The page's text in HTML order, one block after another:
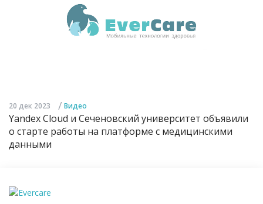
20 дек 2023 / Видео
Yandex Cloud и Сеченовский университет объявили
о старте работы на платформе с медицинскими
данными